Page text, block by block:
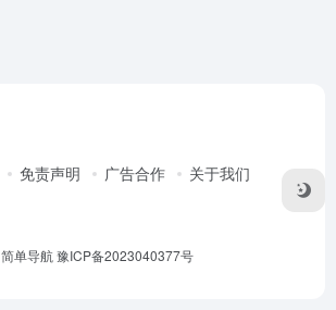
免责声明 广告合作 关于我们
简单导航豫ICP备2023040377号